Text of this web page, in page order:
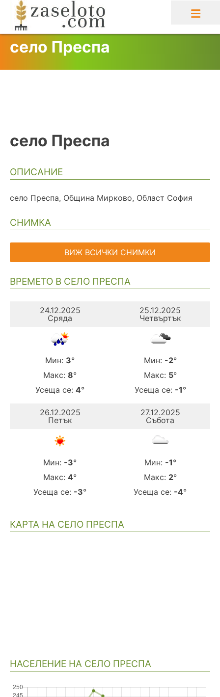
content
село Преспа
село Преспа
ОПИСАНИЕ
село Преспа, Община Мирково, Област София
СНИМКА
ВИЖ ВСИЧКИ СНИМКИ
ВРЕМЕТО В СЕЛО ПРЕСПА
24.12.2025
Сряда
Мин: 3°
Макс: 8°
Усеща се: 4°
25.12.2025
Четвъртък
Мин: -2°
Макс: 5°
Усеща се: -1°
26.12.2025
Петък
Мин: -3°
Макс: 4°
Усеща се: -3°
27.12.2025
Събота
Мин: -1°
Макс: 2°
Усеща се: -4°
КАРТА НА СЕЛО ПРЕСПА
НАСЕЛЕНИЕ НА СЕЛО ПРЕСПА